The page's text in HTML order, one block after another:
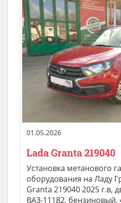
01.05.2026
Lada Granta 219040
Установка метанового
оборудования на Ладу
Granta 219040 2025 г.в,
ВАЗ-11182,